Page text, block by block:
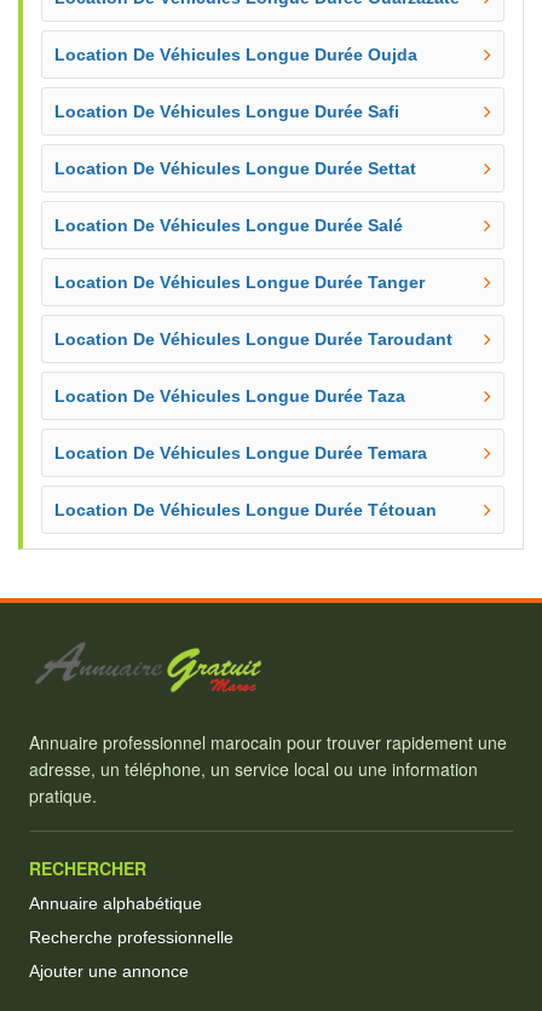
Location De Véhicules Longue Durée Oujda
Location De Véhicules Longue Durée Safi
Location De Véhicules Longue Durée Settat
Location De Véhicules Longue Durée Salé
Location De Véhicules Longue Durée Tanger
Location De Véhicules Longue Durée Taroudant
Location De Véhicules Longue Durée Taza
Location De Véhicules Longue Durée Temara
Location De Véhicules Longue Durée Tétouan
Annuaire professionnel marocain pour trouver rapidement une
adresse, un téléphone, un service local ou une information
pratique.
RECHERCHER
Annuaire alphabétique
Recherche professionnelle
Ajouter une annonce